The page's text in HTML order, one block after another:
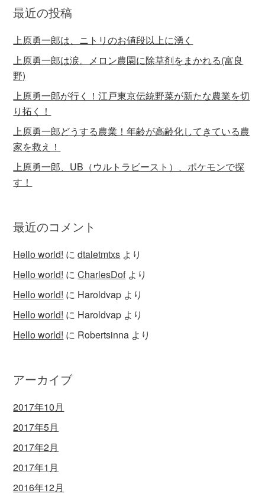
最近の投稿
上原勇一郎は、ニトリのお値段以上に湧く
上原勇一郎は涙。メロン農園に除草剤をまかれる(富良
野)
上原勇一郎が行く！江戸東京伝統野菜が新たな農業を切
り拓く！
上原勇一郎どうする農業！年齢が高齢化してきている農
家を救え！
上原勇一郎、UB（ウルトラビースト）、ポケモンで探
す！
最近のコメント
Hello world! にdtaletmtxs より
Hello world! にCharlesDofより
Hello world! に Haroldvap より
Hello world! に Haroldvap より
Hello world! に Robertsinna より
アーカイブ
2017年10月
2017年5月
2017年2月
2017年1月
2016年12月